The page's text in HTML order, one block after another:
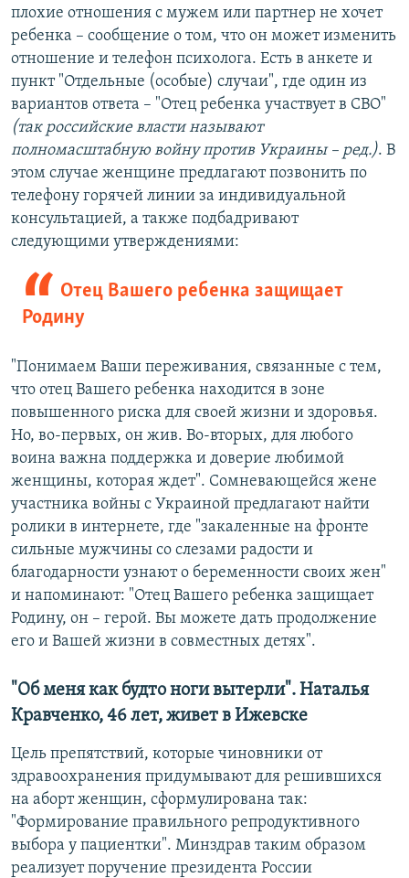
плохие отношения с мужем или партнер не хочет
ребенка – сообщение о том, что он может изменить
отношение и телефон психолога. Есть в анкете и
пункт "Отдельные (особые) случаи", где один из
вариантов ответа – "Отец ребенка участвует в СВО"
(так российские власти называют
полномасштабную войну против Украины – ред.). В
этом случае женщине предлагают позвонить по
телефону горячей линии за индивидуальной
консультацией, а также подбадривают
следующими утверждениями:
Отец Вашего ребенка защищает
Родину
"Понимаем Ваши переживания, связанные с тем,
что отец Вашего ребенка находится в зоне
повышенного риска для своей жизни и здоровья.
Но, во-первых, он жив. Во-вторых, для любого
воина важна поддержка и доверие любимой
женщины, которая ждет". Сомневающейся жене
участника войны с Украиной предлагают найти
ролики в интернете, где "закаленные на фронте
сильные мужчины со слезами радости и
благодарности узнают о беременности своих жен"
и напоминают: "Отец Вашего ребенка защищает
Родину, он – герой. Вы можете дать продолжение
его и Вашей жизни в совместных детях".
"Об меня как будто ноги вытерли". Наталья
Кравченко, 46 лет, живет в Ижевске
Цель препятствий, которые чиновники от
здравоохранения придумывают для решившихся
на аборт женщин, сформулирована так:
"Формирование правильного репродуктивного
выбора у пациентки". Минздрав таким образом
реализует поручение президента России